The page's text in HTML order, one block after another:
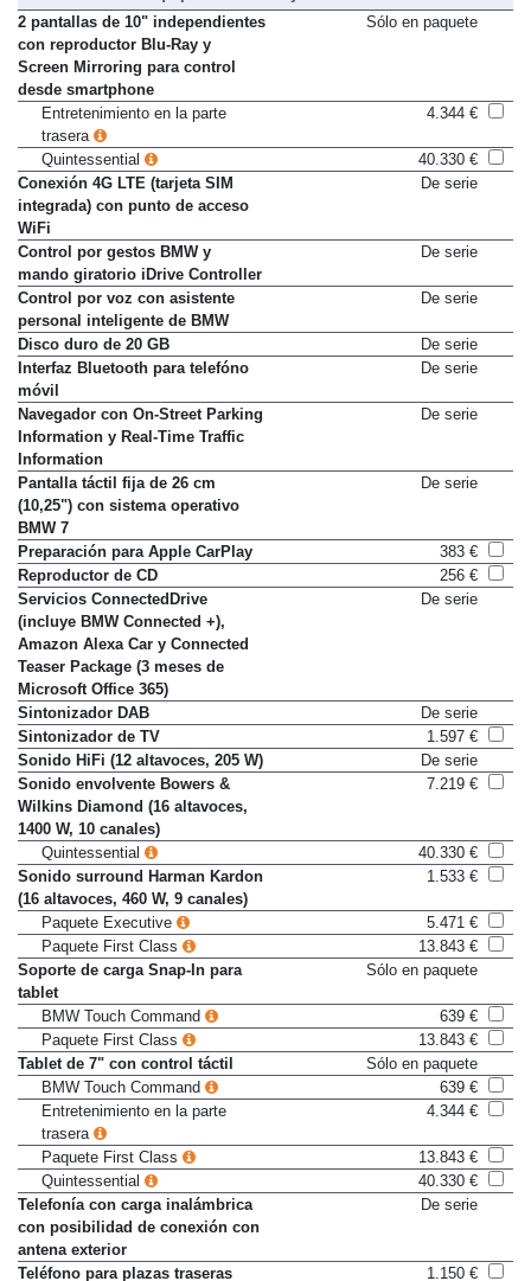
Equipos de sonido y multimedia
2 pantallas de 10" independientes
con reproductor Blu-Ray y
Screen Mirroring para control
desde smartphone
Entretenimiento en la parte
trasera
Quintessential
40.330 €
Conexión 4G LTE (tarjeta SIM
integrada) con punto de acceso
WiFi
Control por gestos BMW y
mando giratorio iDrive Controller
Control por voz con asistente
personal inteligente de BMW
Disco duro de 20 GB
De serie
Interfaz Bluetooth para telefóno
móvil
Navegador con On-Street Parking
Information y Real-Time Traffic
Information
Pantalla táctil fija de 26 cm
(10,25") con sistema operativo
BMW 7
Preparación para Apple CarPlay
383 €
Reproductor de CD
256 €
Servicios ConnectedDrive
(incluye BMW Connected +),
Amazon Alexa Car y Connected
Teaser Package (3 meses de
Microsoft Office 365)
Sintonizador DAB
De serie
Sintonizador de TV
1.597 €
Sonido HiFi (12 altavoces, 205 W)
De serie
Sonido envolvente Bowers &
Wilkins Diamond (16 altavoces,
1400 W, 10 canales)
Quintessential
40.330 €
Sonido surround Harman Kardon
(16 altavoces, 460 W, 9 canales)
Paquete Executive
5.471 €
Paquete First Class
13.843 €
Soporte de carga Snap-In para
tablet
BMW Touch Command
639 €
Paquete First Class
13.843 €
Tablet de 7" con control táctil
Sólo en paquete
BMW Touch Command
639 €
Entretenimiento en la parte
trasera
Paquete First Class
13.843 €
Quintessential
40.330 €
Telefonía con carga inalámbrica
con posibilidad de conexión con
antena exterior